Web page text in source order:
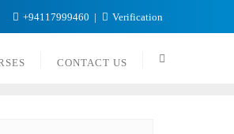
+94117999460 Verification
CONTACT US